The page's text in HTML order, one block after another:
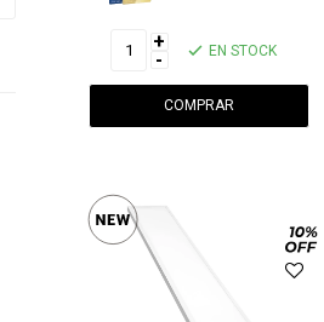
+
- EN STOCK